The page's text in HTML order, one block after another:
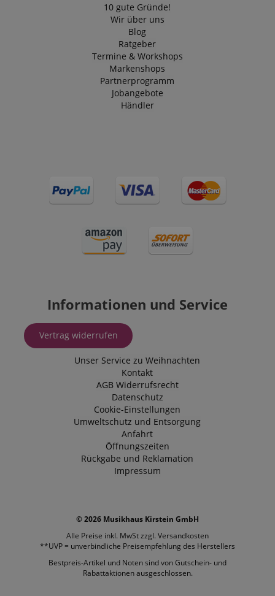
10 gute Gründe!
Wir über uns
Blog
Ratgeber
Termine & Workshops
Markenshops
Partnerprogramm
Jobangebote
Händler
Informationen und Service
Vertrag widerrufen
Unser Service zu Weihnachten
Kontakt
AGB Widerrufsrecht
Datenschutz
Cookie-Einstellungen
Umweltschutz und Entsorgung
Anfahrt
Öffnungszeiten
Rückgabe und Reklamation
Impressum
© 2026 Musikhaus Kirstein GmbH
Alle Preise inkl. MwSt zzgl. Versandkosten
**UVP = unverbindliche Preisempfehlung des Herstellers
Bestpreis-Artikel und Noten sind von Gutschein- und
Rabattaktionen ausgeschlossen.